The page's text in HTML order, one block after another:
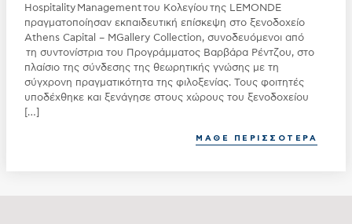
Hospitality Management του Κολεγίου της LEMONDE
πραγματοποίησαν εκπαιδευτική επίσκεψη στο ξενοδοχείο
Athens Capital – MGallery Collection, συνοδευόμενοι από
τη συντονίστρια του Προγράμματος Βαρβάρα Ρέντζου, στο
πλαίσιο της σύνδεσης της θεωρητικής γνώσης με τη
σύγχρονη πραγματικότητα της φιλοξενίας. Τους φοιτητές
υποδέχθηκε και ξενάγησε στους χώρους του ξενοδοχείου
[…]
ΜΑΘΕ ΠΕΡΙΣΣΟΤΕΡΑ